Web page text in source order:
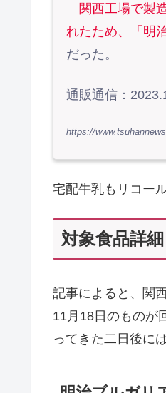
関西工場で製
れたため、「明
だった。
通販通信：
https://
宅配牛乳もリコー
対象食品詳細
記事によると、関
11月18日のものが
ってきた二日後に